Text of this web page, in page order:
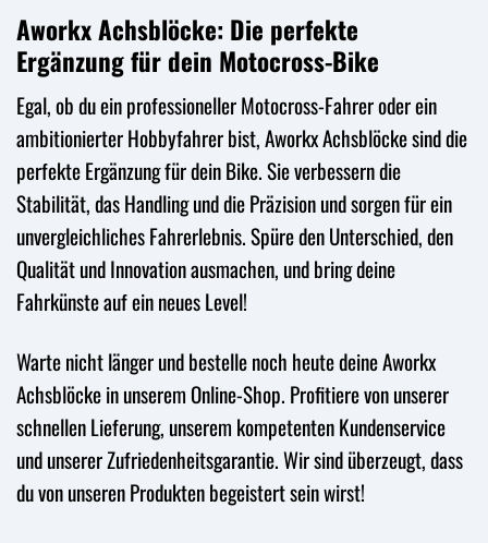
Aworkx Achsblöcke: Die perfekte
Ergänzung für dein Motocross-Bike
Egal, ob du ein professioneller Motocross-Fahrer oder ein
ambitionierter Hobbyfahrer bist, Aworkx Achsblöcke sind die
perfekte Ergänzung für dein Bike. Sie verbessern die
Stabilität, das Handling und die Präzision und sorgen für ein
unvergleichliches Fahrerlebnis. Spüre den Unterschied, den
Qualität und Innovation ausmachen, und bring deine
Fahrkünste auf ein neues Level!
Warte nicht länger und bestelle noch heute deine Aworkx
Achsblöcke in unserem Online-Shop. Profitiere von unserer
schnellen Lieferung, unserem kompetenten Kundenservice
und unserer Zufriedenheitsgarantie. Wir sind überzeugt, dass
du von unseren Produkten begeistert sein wirst!